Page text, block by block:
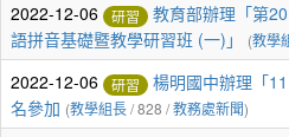
2022-12-06 研習
教育部辦理「第
語拼音基礎暨教學研習班 (一)」
(教學
2022-12-06 研習
楊明國中辦理「
名參加 (教學組長/ 828 /教務處新聞)